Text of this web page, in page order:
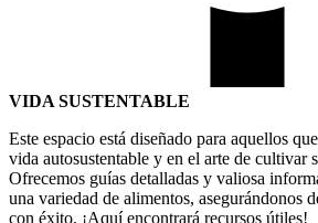
VIDA SUSTENTABLE
Este espacio está diseñado para aquellos
vida autosustentable y en el arte de cultivar
Ofrecemos guías detalladas y valiosa
una variedad de alimentos, asegurándonos
con éxito. ¡Aquí encontrará recursos útiles!